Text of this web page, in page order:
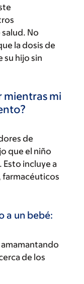
No
la dosis de
hijo sin
mientras mi
de
que el niño
incluye a
farmacéuticos
a un bebé:
de los